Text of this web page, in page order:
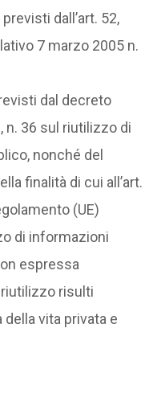
dall’art. 52,
7 marzo 2005 n.
dal decreto
n. 36 sul riutilizzo di
nonché del
finalità di cui all’art.
(UE)
di informazioni
espressa
risulti
vita privata e